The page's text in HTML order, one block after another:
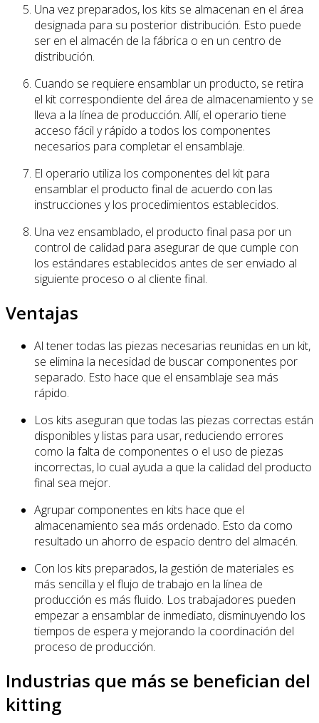
Una vez preparados, los kits se almacenan en el área
designada para su posterior distribución. Esto puede
ser en el almacén de la fábrica o en un centro de
distribución.
Cuando se requiere ensamblar un producto, se retira
el kit correspondiente del área de almacenamiento y se
lleva a la línea de producción. Allí, el operario tiene
acceso fácil y rápido a todos los componentes
necesarios para completar el ensamblaje.
El operario utiliza los componentes del kit para
ensamblar el producto final de acuerdo con las
instrucciones y los procedimientos establecidos.
Una vez ensamblado, el producto final pasa por un
control de calidad para asegurar de que cumple con
los estándares establecidos antes de ser enviado al
siguiente proceso o al cliente final.
Ventajas
Al tener todas las piezas necesarias reunidas en un kit,
se elimina la necesidad de buscar componentes por
separado. Esto hace que el ensamblaje sea más
rápido.
Los kits aseguran que todas las piezas correctas están
disponibles y listas para usar, reduciendo errores
como la falta de componentes o el uso de piezas
incorrectas, lo cual ayuda a que la calidad del producto
final sea mejor.
Agrupar componentes en kits hace que el
almacenamiento sea más ordenado. Esto da como
resultado un ahorro de espacio dentro del almacén.
Con los kits preparados, la gestión de materiales es
más sencilla y el flujo de trabajo en la línea de
producción es más fluido. Los trabajadores pueden
empezar a ensamblar de inmediato, disminuyendo los
tiempos de espera y mejorando la coordinación del
proceso de producción.
Industrias que más se benefician del
kitting